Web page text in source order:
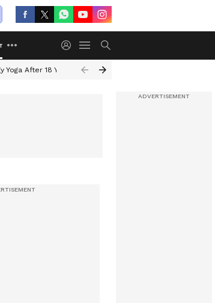
Yoga After 18 Years Dwi Pushkar Yoga 2026